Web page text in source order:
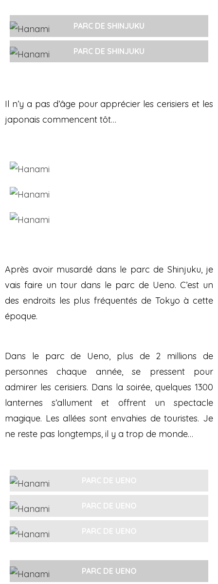
PARC DE SHINJUKU
PARC DE SHINJUKU
Il n’y a pas d’âge pour apprécier les cerisiers et les
japonais commencent tôt…
Après avoir musardé dans le parc de Shinjuku, je
vais faire un tour dans le parc de Ueno. C’est un
des endroits les plus fréquentés de Tokyo à cette
époque.
Dans le parc de Ueno, plus de 2 millions de
personnes chaque année, se pressent pour
admirer les cerisiers. Dans la soirée, quelques 1300
lanternes s’allument et offrent un spectacle
magique. Les allées sont envahies de touristes. Je
ne reste pas longtemps, il y a trop de monde…
PARC DE UENO
PARC DE UENO
PARC DE UENO
PARC DE UENO